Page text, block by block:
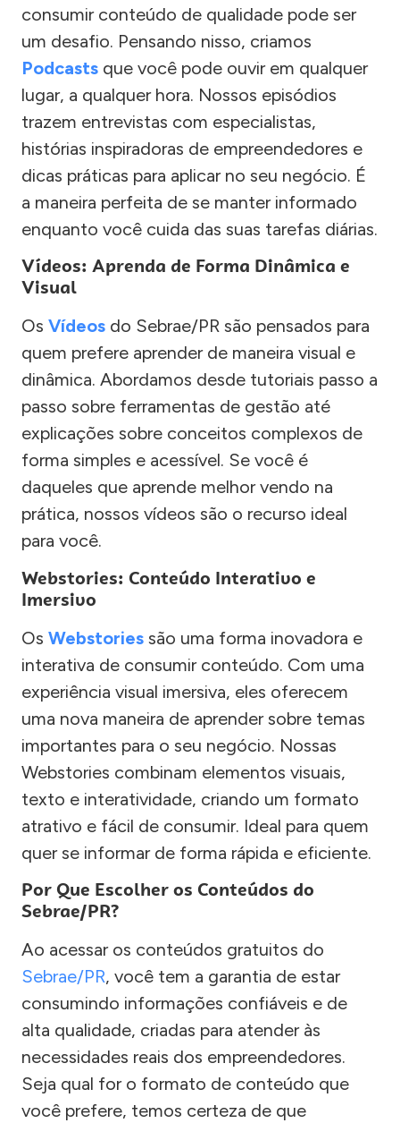
consumir conteúdo de qualidade pode ser
um desafio. Pensando nisso, criamos
Podcasts que você pode ouvir em qualquer
lugar, a qualquer hora. Nossos episódios
trazem entrevistas com especialistas,
histórias inspiradoras de empreendedores e
dicas práticas para aplicar no seu negócio. É
a maneira perfeita de se manter informado
enquanto você cuida das suas tarefas diárias.
Vídeos: Aprenda de Forma Dinâmica e
Visual
Os Vídeos do Sebrae/PR são pensados para
quem prefere aprender de maneira visual e
dinâmica. Abordamos desde tutoriais passo a
passo sobre ferramentas de gestão até
explicações sobre conceitos complexos de
forma simples e acessível. Se você é
daqueles que aprende melhor vendo na
prática, nossos vídeos são o recurso ideal
para você.
Webstories: Conteúdo Interativo e
Imersivo
Os Webstories são uma forma inovadora e
interativa de consumir conteúdo. Com uma
experiência visual imersiva, eles oferecem
uma nova maneira de aprender sobre temas
importantes para o seu negócio. Nossas
Webstories combinam elementos visuais,
texto e interatividade, criando um formato
atrativo e fácil de consumir. Ideal para quem
quer se informar de forma rápida e eficiente.
Por Que Escolher os Conteúdos do
Sebrae/PR?
Ao acessar os conteúdos gratuitos do
Sebrae/PR, você tem a garantia de estar
consumindo informações confiáveis e de
alta qualidade, criadas para atender às
necessidades reais dos empreendedores.
Seja qual for o formato de conteúdo que
você prefere, temos certeza de que